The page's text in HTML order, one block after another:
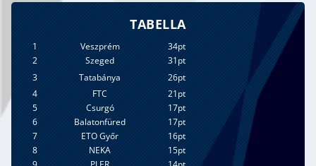
TABELLA
1 Veszprém
34pt
2
Szeged
31pt
3
Tatabánya
26pt
4
FTC
21pt
5
Csurgó
17pt
6
Balatonfüred
17pt
7
ETO Győr
16pt
8
NEKA
15pt